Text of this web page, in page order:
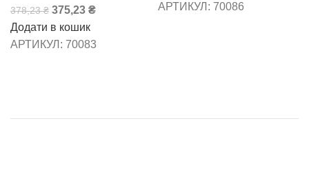
378,23₴ 375,23 ₴
Додати в кошик
АРТИКУЛ: 70083
АРТИКУЛ: 70086